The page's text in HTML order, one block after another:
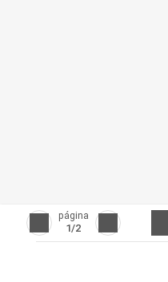
página
1/2